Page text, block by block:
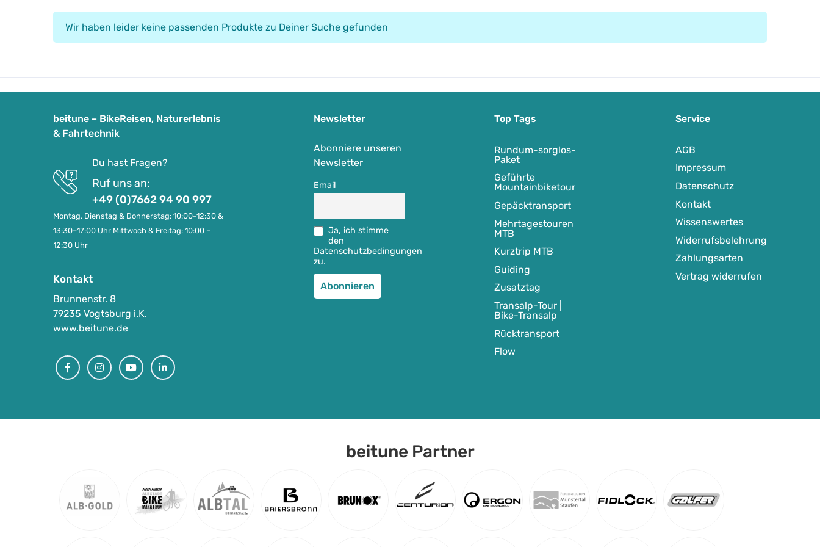
Wir haben leider keine passenden Produkte zu Deiner Suche gefunden
beitune – BikeReisen, Naturerlebnis
& Fahrtechnik
Du hast Fragen?
Ruf uns an:
+49 (0)7662 94 90 997
Montag, Dienstag & Donnerstag: 10:00-12:30 &
13:30–17:00 Uhr Mittwoch & Freitag: 10:00 –
12:30 Uhr
Kontakt
Brunnenstr. 8
79235 Vogtsburg i.K.
www.beitune.de
FacebookInstagramYoutubeLinkedin
Newsletter
Abonniere unseren
Newsletter
Email
Ja, ich stimme
den
Datenschutzbedingungen
zu.
Top Tags
Rundum-sorglos-
Paket
Geführte
Mountainbiketour
Gepäcktransport
Mehrtagestouren
MTB
Kurztrip MTB
Guiding
Zusatztag
Transalp-Tour |
Bike-Transalp
Rücktransport
Flow
Service
AGB
Impressum
Datenschutz
Kontakt
Wissenswertes
Widerrufsbelehrung
Zahlungsarten
Vertrag widerrufen
beitune Partner